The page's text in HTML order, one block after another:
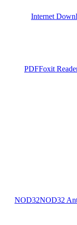
Internet
Foxit
NOD32